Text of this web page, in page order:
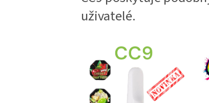
uživatelé.